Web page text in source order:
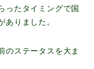
ったタイミングで国
ありました。
のステータスを大ま